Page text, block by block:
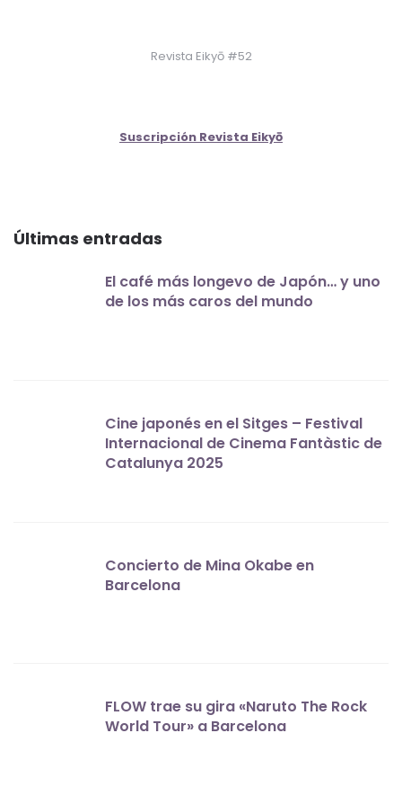
Revista Eikyō #52
Suscripción Revista Eikyō
Últimas entradas
El café más longevo de Japón… y uno
de los más caros del mundo
Cine japonés en el Sitges – Festival
Internacional de Cinema Fantàstic de
Catalunya 2025
Concierto de Mina Okabe en
Barcelona
FLOW trae su gira «Naruto The Rock
World Tour» a Barcelona